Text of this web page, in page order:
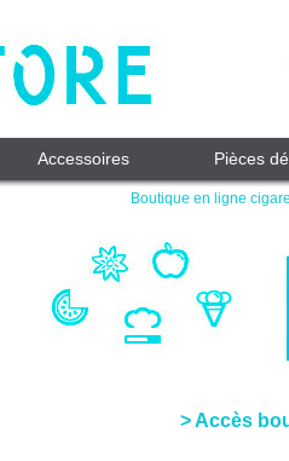
Boutique en ligne
Accessoires Pièces
> Accès